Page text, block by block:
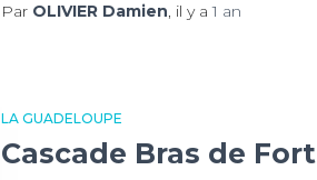
Par OLIVIER Damien, il y a1 an
LA GUADELOUPE
Cascade Bras de Fort